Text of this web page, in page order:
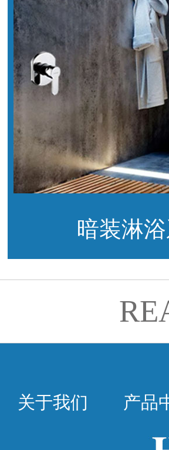
暗装淋浴
关于我们 产品